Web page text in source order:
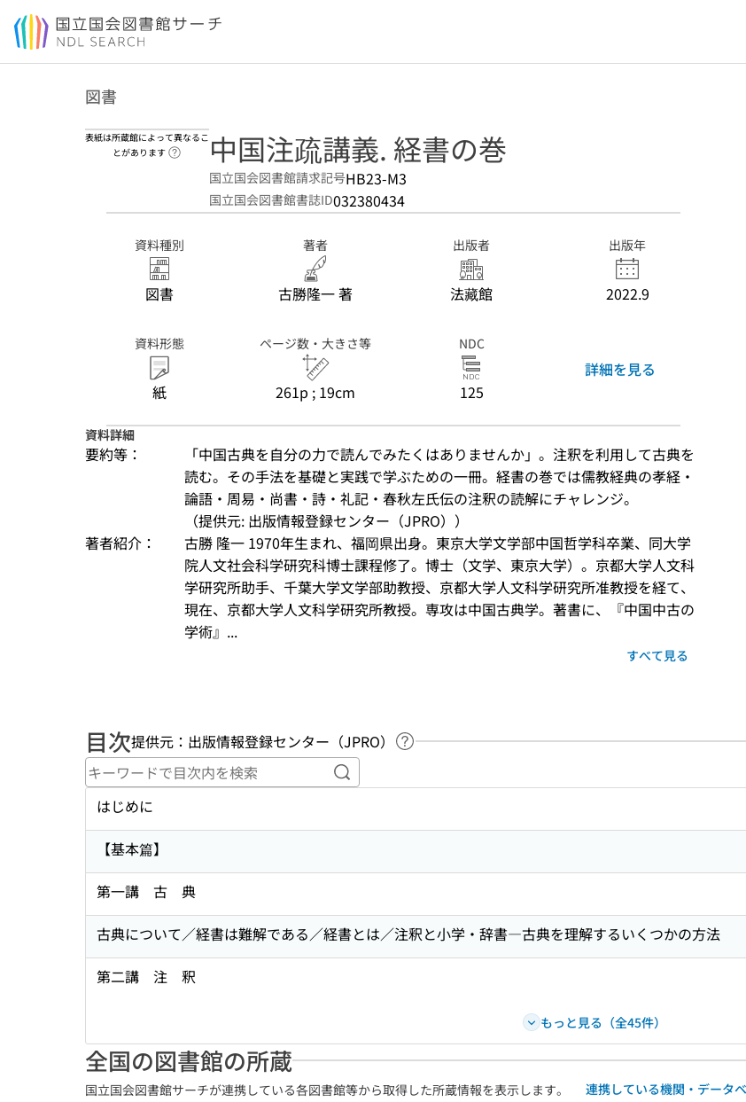
本文へ移動
図書
表紙は所蔵館によって異なるこ
とがあります
ヘルプページへのリンク
中国注疏講義. 経書の巻
国立国会図書館請求記号HB23-M3
国立国会図書館書誌ID032380434
資料種別
図書
著者
古勝隆一 著
出版者
法藏館
出版年
2022.9
資料形態
紙
ページ数・大きさ等
261p ; 19cm
NDC
125
詳細を見る
資料詳細
要約等：
「中国古典を自分の力で読んでみたくはありませんか」。注釈を利用して古典を
読む。その手法を基礎と実践で学ぶための一冊。経書の巻では儒教経典の孝経・
論語・周易・尚書・詩・礼記・春秋左氏伝の注釈の読解にチャレンジ。
（提供元: 出版情報登録センター（JPRO））
著者紹介：
古勝 隆一 1970年生まれ、福岡県出身。東京大学文学部中国哲学科卒業、同大学
院人文社会科学研究科博士課程修了。博士（文学、東京大学）。京都大学人文科
学研究所助手、千葉大学文学部助教授、京都大学人文科学研究所准教授を経て、
現在、京都大学人文科学研究所教授。専攻は中国古典学。著書に、『中国中古の
学術』...
すべて見る
目次提供元：出版情報登録センター（JPRO）
ヘルプページへのリンク
キーワードで目次内を検索
はじめに
【基本篇】
第一講 古 典
古典について／経書は難解である／経書とは／注釈と小学・辞書―古典を理解するいくつかの方法
第二講 注 釈
もっと見る（全45件）
全国の図書館の所蔵
国立国会図書館サーチが連携している各図書館等から取得した所蔵情報を表示します。
連携している機関・データ